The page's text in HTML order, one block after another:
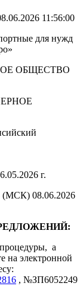
11:56:00
для нужд
ОБЩЕСТВО
г.
(МСК) 08.06.2026
а
на электронной
, №ЗП6052249